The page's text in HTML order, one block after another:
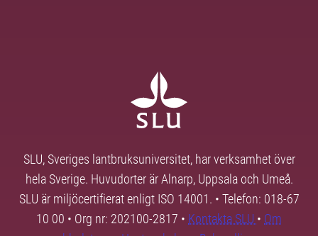
SLU, Sveriges lantbruksuniversitet, har verksamhet över
hela Sverige. Huvudorter är Alnarp, Uppsala och Umeå.
SLU är miljöcertifierat enligt ISO 14001. • Telefon: 018-67
10 00 • Org nr: 202100-2817 • Kontakta SLU • Om